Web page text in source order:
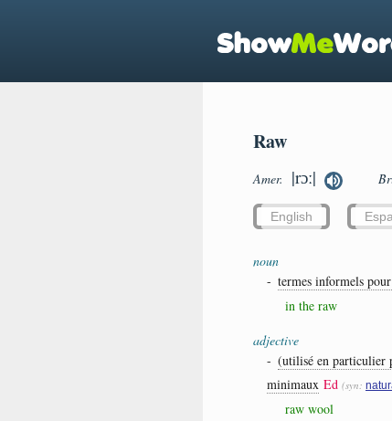
Raw
Amer. |rɔː|
English
noun
- termes informels
in the raw
adjective
- (utilisé en particulier
minimaux Ed (syn:
raw wool